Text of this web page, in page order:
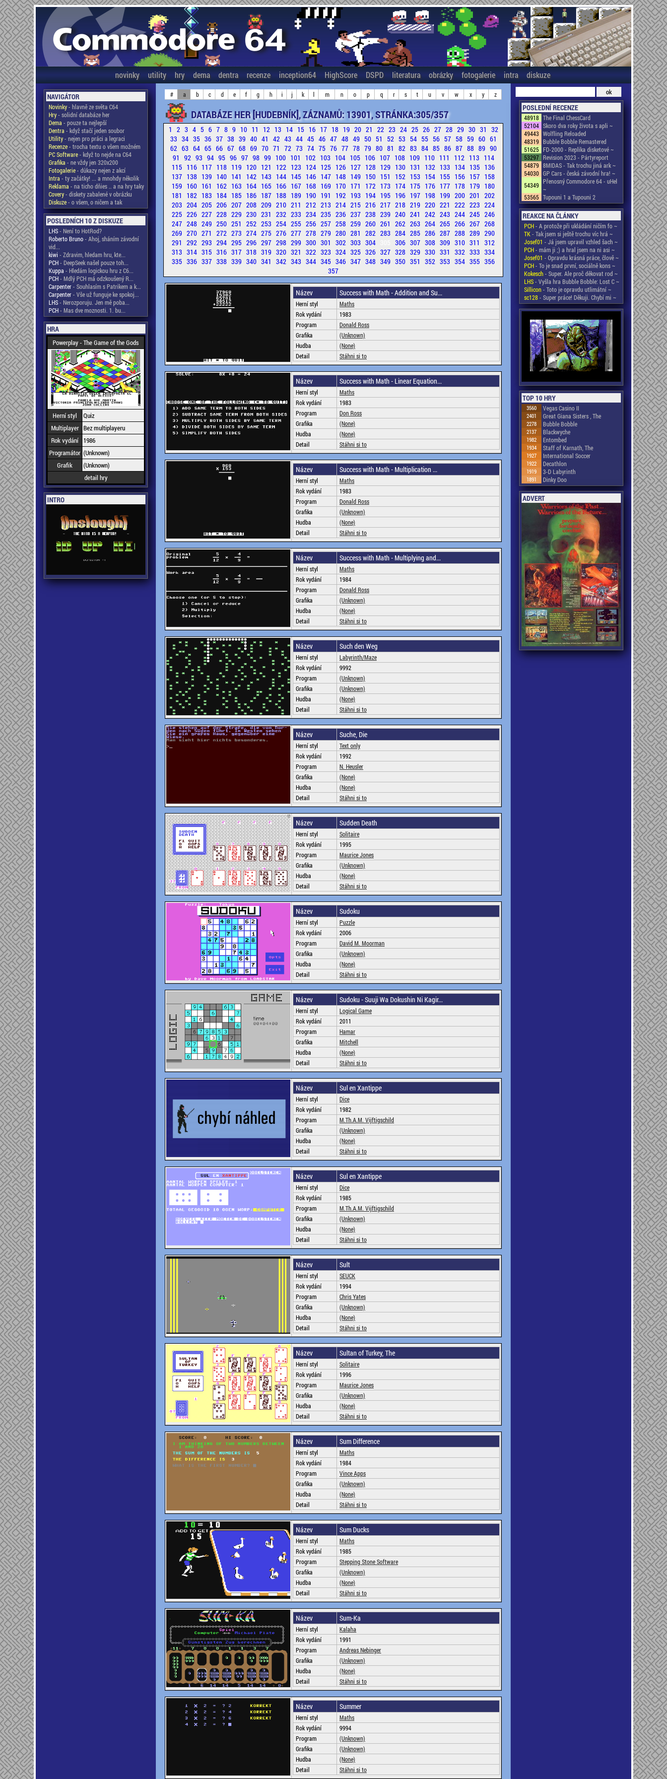
novinky utility hry dema dentra recenze inception64 HighScore DSPD literatura obrázky fotogalerie intra diskuze
NAVIGÁTOR
Novinky- hlavně ze světa C64
Hry- solidní databáze her
Dema - pouze ta nejlepší
Dentra - když stačí jeden soubor
Utility- nejen pro práci a legraci
Recenze- trocha textu o všem možném
PC Software- když to nejde na C64
Grafika - ne vždy jen 320x200
Fotogalerie- důkazy nejen z akcí
Intra - ty začátky! ... a mnohdy několik
Reklama - na ticho dňies .. a na hry taky
Covery- diskety zabalené v obrázku
Diskuze- o všem, o ničem a tak
POSLEDNÍCH 10 Z DISKUZE
LHS- Není to HotRod?
Roberto Bruno- Ahoj, sháním závodní
vid...
kiwi - Zdravim, hledam hru, kte...
PCH- DeepSeek našel pouze toh...
Kuppa - Hledám logickou hru z C6...
PCH- Mdlý PCH má odzkoušený R...
Carpenter- Souhlasím s Patrikem a k...
Carpenter- Vše už funguje ke spokoj...
LHS- Nerozporuju. Jen mě poba...
PCH- Mas dve moznosti. 1. bu...
HRA
Powerplay - The Game of the Gods
Herní styl
Quiz
Multiplayer Bez multiplayeru
Rok vydání
1986
Programátor (Unknown)
Grafik
(Unknown)
detail hry
INTRO
# a b c d e f g h i j k l m n o p q r s t u v w x y z
DATABÁZE HER [HUDEBNÍK], ZÁZNAMŮ: 13901, STRÁNKA:305/357
1 2 3 4 5 6 7 8 9 10 11 12 13 14 15 16 17 18 19 20 21 22 23 24 25 26 27 28 29 30 31 32
33 34 35 36 37 38 39 40 41 42 43 44 45 46 47 48 49 50 51 52 53 54 55 56 57 58 59 60 61
62 63 64 65 66 67 68 69 70 71 72 73 74 75 76 77 78 79 80 81 82 83 84 85 86 87 88 89 90
91 92 93 94 95 96 97 98 99 100 101 102 103 104 105 106 107 108 109 110 111 112 113 114
115 116 117 118 119 120 121 122 123 124 125 126 127 128 129 130 131 132 133 134 135 136
137 138 139 140 141 142 143 144 145 146 147 148 149 150 151 152 153 154 155 156 157 158
159 160 161 162 163 164 165 166 167 168 169 170 171 172 173 174 175 176 177 178 179 180
181
182 183 184 185 186 187 188 189 190 191 192 193 194 195 196 197 198 199 200 201 202
203 204 205 206 207 208 209 210 211 212 213 214 215 216 217 218 219 220 221 222 223 224
225 226 227 228 229 230 231 232 233 234 235 236 237 238 239 240 241 242 243 244 245 246
247 248 249 250 251 252 253 254 255 256 257 258 259 260 261 262 263 264 265 266 267 268
269 270 271 272 273 274 275 276 277 278 279 280 281 282 283 284 285 286 287 288 289 290
291 292 293 294 295 296 297 298 299 300 301 302 303 304 306 307 308 309 310 311 312
313 314 315 316 317 318 319 320 321 322 323 324 325 326 327 328 329 330 331 332 333 334
335 336 337 338 339 340 341 342 343 344 345 346 347 348 349 350 351 352 353 354 355 356
357
Název Success with Math - Addition and Su...
Herní styl
Maths
Rok vydání
1983
Program
Donald Ross
Grafika
(Unknown)
Hudba
(None)
Detail
Stáhni si to
Název Success with Math - Linear Equation...
Herní styl
Maths
Rok vydání
1983
Program
Don Ross
Grafika
(None)
Hudba
(None)
Detail
Stáhni si to
Název Success with Math - Multiplication ...
Herní styl
Maths
Rok vydání
1983
Program
Donald Ross
Grafika
(Unknown)
Hudba
(None)
Detail
Stáhni si to
Název Success with Math - Multiplying and...
Herní styl
Maths
Rok vydání
1984
Program
Donald Ross
Grafika
(Unknown)
Hudba
(None)
Detail
Stáhni si to
Název Such den Weg
Herní styl
Labyrinth/Maze
Rok vydání
9992
Program
(Unknown)
Grafika
(Unknown)
Hudba
(None)
Detail
Stáhni si to
Název Suche, Die
Herní styl
Text only
Rok vydání
1992
Program
N. Heusler
Grafika
(None)
Hudba
(None)
Detail
Stáhni si to
Název Sudden Death
Herní styl
Solitaire
Rok vydání
1995
Program
Maurice Jones
Grafika
(Unknown)
Hudba
(None)
Detail
Stáhni si to
Název Sudoku
Herní styl
Puzzle
Rok vydání
2006
Program
David M. Moorman
Grafika
(Unknown)
Hudba
(None)
Detail
Stáhni si to
Název Sudoku - Suuji Wa Dokushin Ni Kagir...
Herní styl
Logical Game
Rok vydání
2011
Program
Hamar
Grafika
Mitchell
Hudba
(None)
Detail
Stáhni si to
Název Sul en Xantippe
Herní styl
Dice
Rok vydání
1982
Program
M.Th.A.M. Vijftigschild
Grafika
(Unknown)
Hudba
(None)
Detail
Stáhni si to
Název Sul en Xantippe
Herní styl
Dice
Rok vydání
1985
Program
M.Th.A.M. Vijftigschild
Grafika
(Unknown)
Hudba
(None)
Detail
Stáhni si to
Název Sult
Herní styl
SEUCK
Rok vydání
1994
Program
Chris Yates
Grafika
(Unknown)
Hudba
(None)
Detail
Stáhni si to
Název Sultan of Turkey, The
Herní styl
Solitaire
Rok vydání
1996
Program
Maurice Jones
Grafika
(Unknown)
Hudba
(None)
Detail
Stáhni si to
Název Sum Difference
Herní styl
Maths
Rok vydání
1984
Program
Vince Apps
Grafika
(Unknown)
Hudba
(None)
Detail
Stáhni si to
Název Sum Ducks
Herní styl
Maths
Rok vydání
1985
Program
Stepping Stone Software
Grafika
(Unknown)
Hudba
(None)
Detail
Stáhni si to
Název Sum-Ka
Herní styl
Kalaha
Rok vydání
1991
Program
Andreas Nebinger
Grafika
(Unknown)
Hudba
(None)
Detail
Stáhni si to
Název Summer
Herní styl
Maths
Rok vydání
9994
Program
(Unknown)
Grafika
(Unknown)
Hudba
(None)
Detail
Stáhni si to
POSLEDNÍ RECENZE
48918 The Final ChessCard
52104 Skoro dva roky života s apli ~
49443 Wolfling Reloaded
48319 Bubble Bobble Remastered
51625 FD-2000 - Replika disketové ~
53297 Revision 2023 - Pártyreport
54879 8MIDAS - Tak trochu jiná ark ~
54030 GP Cars - česká závodní hra! ~
54349 Přenosný Commodore 64 - uHel
~
53565 Tupouni 1 a Tupouni 2
REAKCE NA ČLÁNKY
PCH- A protože při ukládání ničím fo ~
TK- Tak jsem si ještě trochu víc hrá ~
Josef01 - Já jsem upravil vzhled šach ~
PCH- mám ji ;) a hral jsem na ni asi ~
Josef01 - Opravdu krásná práce, člově ~
PCH- To je snad první, sociálně kons ~
Kokesch- Super. Ale proč děkovat rod ~
LHS- Vyšla hra Bubble Bobble: Lost C ~
Sillicon- Toto je opravdu utlimátní ~
sc128- Super práce! Děkuji. Chybí mi ~
TOP 10 HRY
3560 Vegas Casino II
2401 Great Giana Sisters , The
2278 Bubble Bobble
2137 Blackwyche
1982 Entombed
1934 Staff of Karnath, The
1927 International Soccer
1922 Decathlon
1919 3-D Labyrinth
1891 Dinky Doo
ADVERT